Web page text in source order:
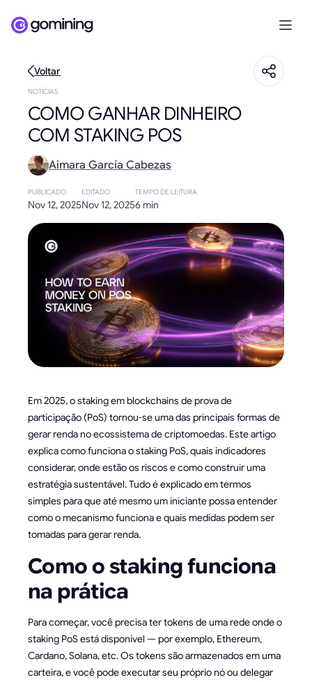
Voltar
NOTÍCIAS
COMO GANHAR DINHEIRO
COM STAKING POS
Aimara García Cabezas
PUBLICADO
Nov 12, 2025
EDITADO
Nov 12, 2025
TEMPO DE LEITURA
6 min
Em 2025, o staking em blockchains de prova de
participação (PoS) tornou-se uma das principais formas de
gerar renda no ecossistema de criptomoedas. Este artigo
explica como funciona o staking PoS, quais indicadores
considerar, onde estão os riscos e como construir uma
estratégia sustentável. Tudo é explicado em termos
simples para que até mesmo um iniciante possa entender
como o mecanismo funciona e quais medidas podem ser
tomadas para gerar renda.
Como o staking funciona
na prática
Para começar, você precisa ter tokens de uma rede onde o
staking PoS está disponível — por exemplo, Ethereum,
Cardano, Solana, etc. Os tokens são armazenados em uma
carteira, e você pode executar seu próprio nó ou delegar